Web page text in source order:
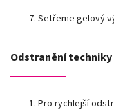
Setřeme gelový
Odstranění techniky
Pro rychlejší